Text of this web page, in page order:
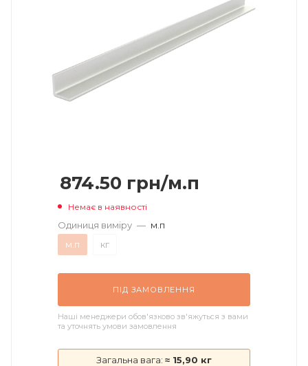
874.50 грн/м.п
Немає в наявності
Одиниця виміру — м.п
м.п
кг
ПІД ЗАМОВЛЕННЯ
Наші менеджери обов'язково зв'яжуться з вами
та уточнять умови замовлення
Загальна вага: ≈ 15,90 кг